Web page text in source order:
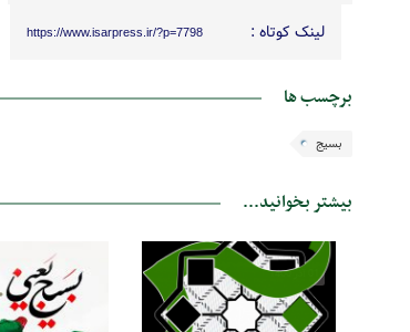
لینک کوتاه : https://www.isarpress.ir/?p=7798
برچسب ها
بسیج
بیشتر بخوانید...
01 آذر 1400